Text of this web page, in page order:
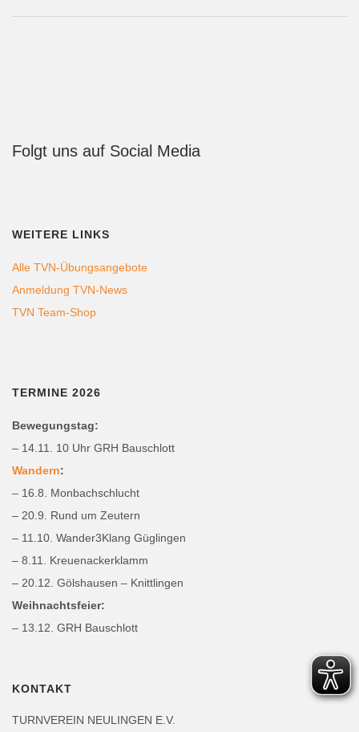
Folgt uns auf Social Media
WEITERE LINKS
Alle TVN-Übungsangebote
Anmeldung TVN-News
TVN Team-Shop
TERMINE 2026
Bewegungstag:
– 14.11. 10 Uhr GRH Bauschlott
Wandern:
– 16.8. Monbachschlucht
– 20.9. Rund um Zeutern
– 11.10. Wander3Klang Güglingen
– 8.11. Kreuenackerklamm
– 20.12. Gölshausen – Knittlingen
Weihnachtsfeier:
– 13.12. GRH Bauschlott
KONTAKT
TURNVEREIN NEULINGEN E.V.